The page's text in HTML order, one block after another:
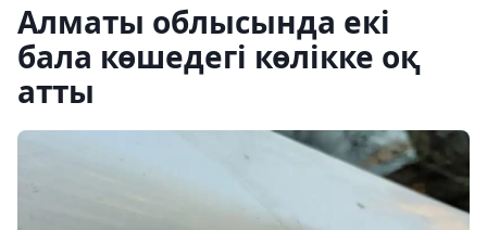
Алматы облысында екі
бала көшедегі көлікке оқ
атты